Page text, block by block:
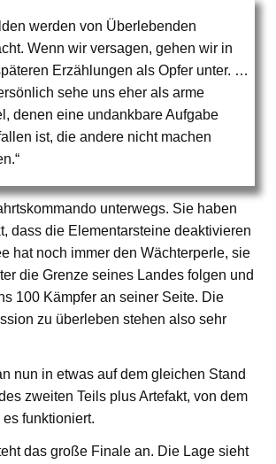
werden von Überlebenden
Wenn wir versagen, gehen wir in
Erzählungen als Opfer unter. …
sehe uns eher als arme
denen eine undankbare Aufgabe
ist, die andere nicht machen
unterwegs. Sie haben
dass die Elementarsteine deaktivieren
hat noch immer den Wächterperle, sie
die Grenze seines Landes folgen und
100 Kämpfer an seiner Seite. Die
zu überleben stehen also sehr
nun in etwas auf dem gleichen Stand
zweiten Teils plus Artefakt, von dem
funktioniert.
das große Finale an. Die Lage sieht